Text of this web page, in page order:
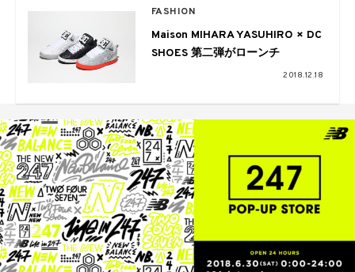
FASHION
Maison MIHARA YASUHIRO × DC
SHOES 第二弾がローンチ
2018.12.18